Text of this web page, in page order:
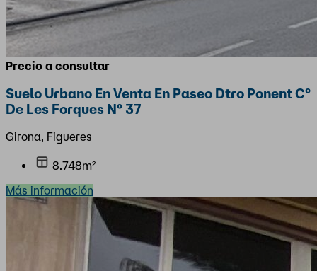
Precio a consultar
Suelo Urbano En Venta En Paseo Dtro Ponent Cº
De Les Forques Nº 37
Girona, Figueres
8.748m²
Más información